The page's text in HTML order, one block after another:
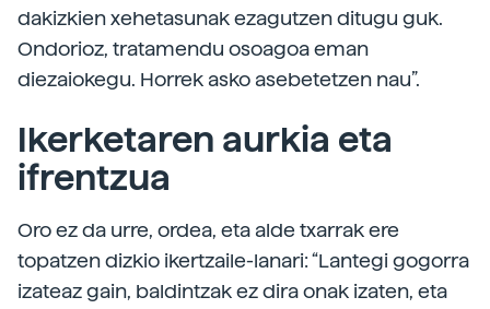
dakizkien xehetasunak ezagutzen ditugu guk.
Ondorioz, tratamendu osoagoa eman
diezaiokegu. Horrek asko asebetetzen nau”.
Ikerketaren aurkia eta
ifrentzua
Oro ez da urre, ordea, eta alde txarrak ere
topatzen dizkio ikertzaile-lanari: “Lantegi gogorra
izateaz gain, baldintzak ez dira onak izaten, eta